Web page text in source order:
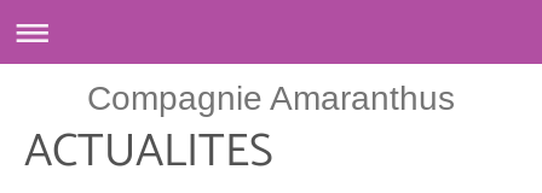
Compagnie Amaranthus
ACTUALITES